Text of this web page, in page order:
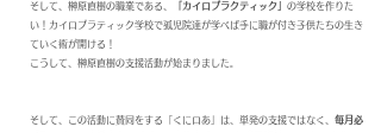
そして、榊原直樹の職業である、
「カイロプラクティック」 の学校を作りた
い！カイロプラティック学校で孤児院達が学べば手に職が付き​子供たちの生き
ていく術が開ける！
こうして、榊原直樹の支援活動が始まりました。
​そして、この活動に賛同をする「くにロあ」は、単発の支援ではなく、 毎月必